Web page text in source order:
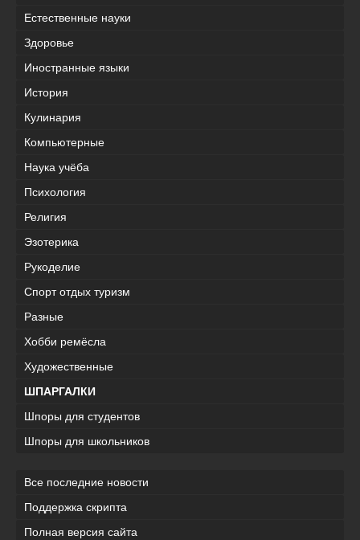
Естественные науки
Здоровье
Иностранные языки
История
Кулинария
Компьютерные
Наука учёба
Психология
Религия
Эзотерика
Рукоделие
Спорт отдых туризм
Разные
Хобби ремёсла
Художественные
ШПАРГАЛКИ
Шпоры для студентов
Шпоры для школьников
Все последние новости
Поддержка скрипта
Полная версия сайта